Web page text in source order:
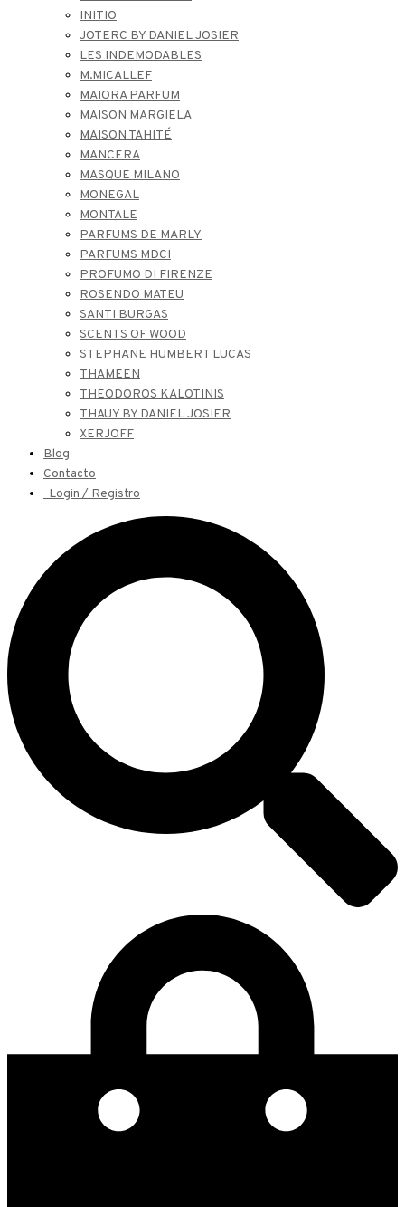
INITIO
JOTERC BY DANIEL JOSIER
LES INDEMODABLES
M.MICALLEF
MAIORA PARFUM
MAISON MARGIELA
MAISON TAHITÉ
MANCERA
MASQUE MILANO
MONEGAL
MONTALE
PARFUMS DE MARLY
PARFUMS MDCI
PROFUMO DI FIRENZE
ROSENDO MATEU
SANTI BURGAS
SCENTS OF WOOD
STEPHANE HUMBERT LUCAS
THAMEEN
THEODOROS KALOTINIS
THAUY BY DANIEL JOSIER
XERJOFF
Blog
Contacto
Login / Registro